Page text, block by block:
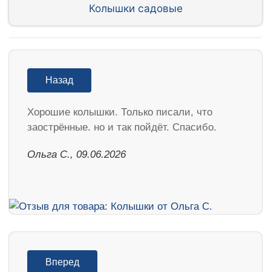
Колышки садовые
Назад
Хорошие колышки. Только писали, что
заострённые. но и так пойдёт. Спасибо.
Ольга С., 09.06.2026
Вперед